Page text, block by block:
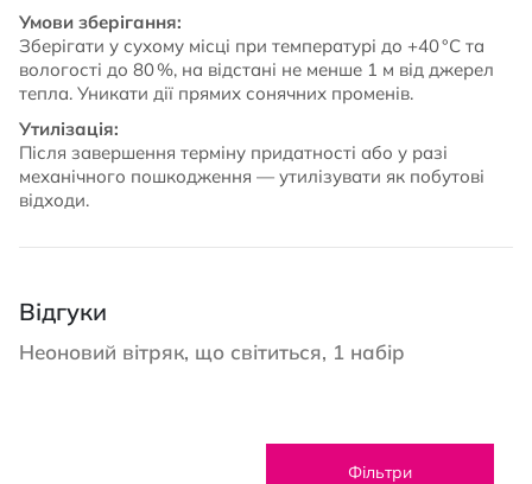
Умови зберігання:
Зберігати у сухому місці при температурі до +40 °C та
вологості до 80 %, на відстані не менше 1 м від джерел
тепла. Уникати дії прямих сонячних променів.
Утилізація:
Після завершення терміну придатності або у разі
механічного пошкодження — утилізувати як побутові
відходи.
Відгуки
Неоновий вітряк, що світиться, 1 набір
Фільтри